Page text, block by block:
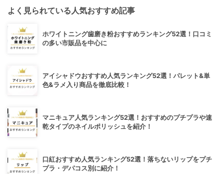
よく見られている人気おすすめ記事
ホワイトニング歯磨き粉おすすめランキング52選！口コミ
の多い市販品を中心に
アイシャドウおすすめ人気ランキング52選！パレット&単
色&ラメ入り商品を徹底比較！
マニキュア人気ランキング52選！おすすめのプチプラや速
乾タイプのネイルポリッシュを紹介！
口紅おすすめ人気ランキング52選！落ちないリップをプチ
プラ・デパコス別に紹介！